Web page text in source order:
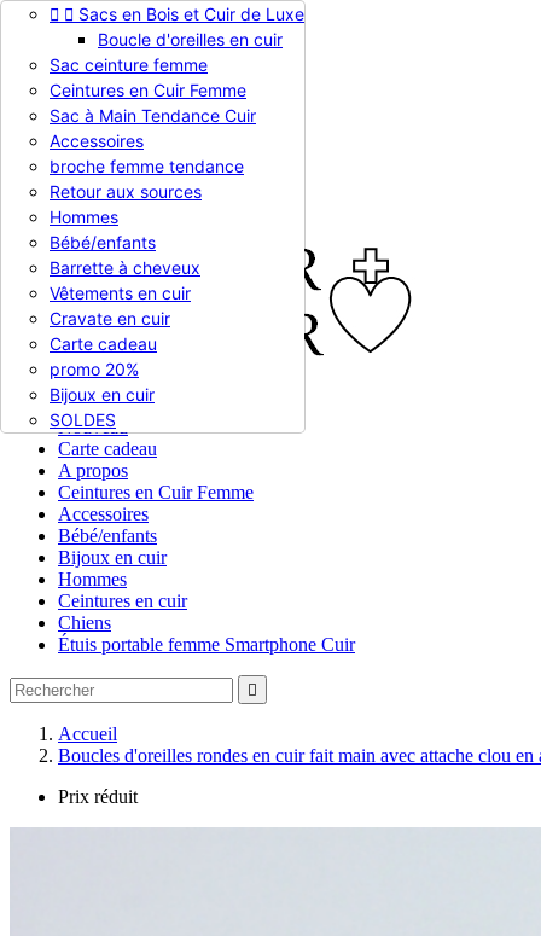
Appelez-nous :0786510612
EUR € 
EUR €
RUB RUB
Connexion
shopping_cart Panier (0)
  En stock
  Sacs en Bois et Cuir de Luxe
Boucle d'oreilles en cuir
Sac ceinture femme
Ceintures en Cuir Femme
Sac à Main Tendance Cuir
Accessoires
broche femme tendance
Retour aux sources
Hommes
Bébé/enfants
Barrette à cheveux
Vêtements en cuir
Cravate en cuir
Carte cadeau
promo 20%
Bijoux en cuir
SOLDES
Nouveau
Carte cadeau
A propos
Ceintures en Cuir Femme
Accessoires
Bébé/enfants
Bijoux en cuir
Hommes
Ceintures en cuir
Chiens
Étuis portable femme Smartphone Cuir

Accueil
Boucles d'oreilles rondes en cuir fait main avec attache clou en
Prix réduit